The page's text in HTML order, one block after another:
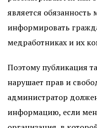
является
информировать
медработниках и их
Поэтому публикация
нарушает прав и
администратор
информацию, если